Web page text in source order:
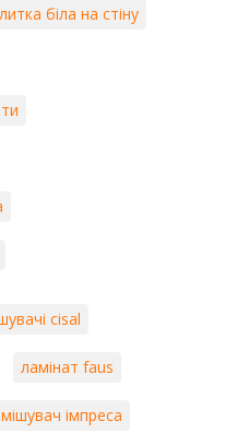
біла на стіну
cisal
ламінат faus
імпреса